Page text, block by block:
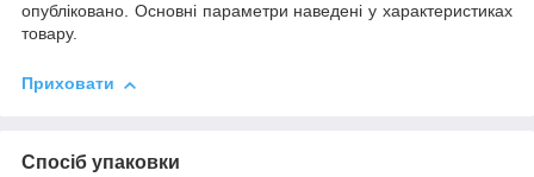
опубліковано. Основні параметри наведені у характеристиках
товару.
Приховати
Спосіб упаковки